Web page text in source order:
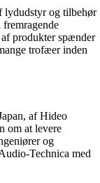
lydudstyr og tilbehør
produkter spænder
trofæer inden
af Hideo
om at levere
og
Technica med